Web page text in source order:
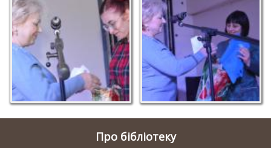
переможниця конкурсу
бук-тьюберів, отримує
нагороду від в. о.
генерального
директора книгозбірні
Коротун Н. І.
перможниці конкурсу
бук-тьюберів Дяченко
В.
Про бібліотеку